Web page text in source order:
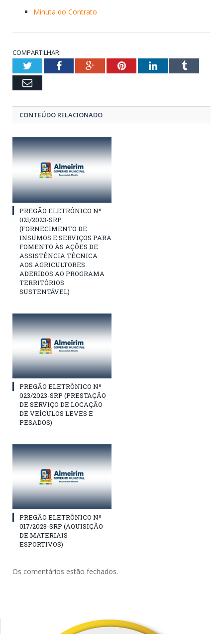
Minuta do Contrato
COMPARTILHAR:
TwitterFacebookGoogle+PinterestLinkedInTumblr
Email
CONTEÚDO RELACIONADO
PREGÃO ELETRÔNICO Nº
021/2023-SRP
(FORNECIMENTO DE
INSUMOS E SERVIÇOS PARA
FOMENTO ÀS AÇÕES DE
ASSISTÊNCIA TÉCNICA
AOS AGRICULTORES
ADERIDOS AO PROGRAMA
TERRITÓRIOS
SUSTENTÁVEL)
PREGÃO ELETRÔNICO Nº
023/2023-SRP (PRESTAÇÃO
DE SERVIÇO DE LOCAÇÃO
DE VEÍCULOS LEVES E
PESADOS)
PREGÃO ELETRÔNICO Nº
017/2023-SRP (AQUISIÇÃO
DE MATERIAIS
ESPORTIVOS)
Os comentários estão fechados.